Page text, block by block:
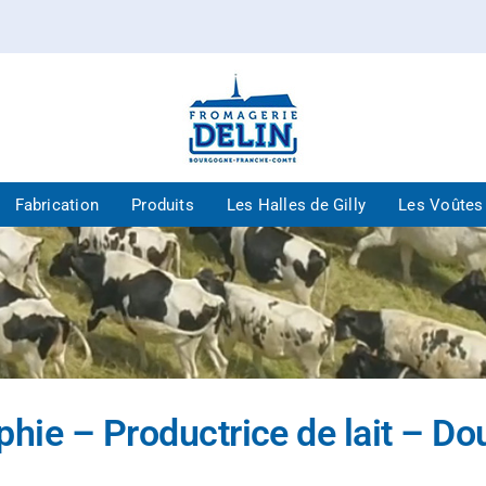
Fabrication Produits Les Halles de Gilly Les Voûtes
– Productrice de lait –